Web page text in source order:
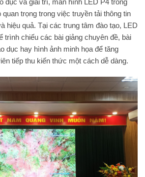
dục và giải trí, màn hình LED P4 trong
quan trọng trong việc truyền tải thông tin
hiệu quả. Tại các trung tâm đào tạo, LED
trình chiếu các bài giảng chuyên đề, bài
dục hay hình ảnh minh họa để tăng
tiếp thu kiến thức một cách dễ dàng.